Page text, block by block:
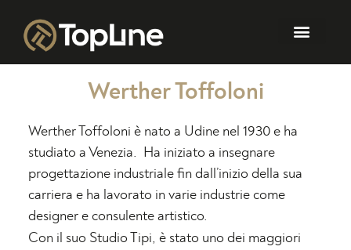
Werther Toffoloni
Werther Toffoloni è nato a Udine nel 1930 e ha
studiato a Venezia. Ha iniziato a insegnare
progettazione industriale fin dall’inizio della sua
carriera e ha lavorato in varie industrie come
designer e consulente artistico.
Con il suo Studio Tipi, è stato uno dei maggiori